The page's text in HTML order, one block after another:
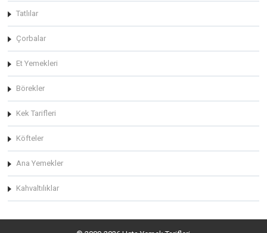
Tatlılar
Çorbalar
Et Yemekleri
Börekler
Kek Tarifleri
Köfteler
Ana Yemekler
Kahvaltılıklar